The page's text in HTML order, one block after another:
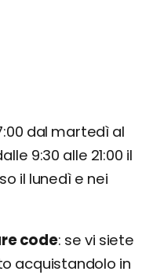
dal martedì al
9:30 alle 21:00 il
il lunedì e nei
code se vi siete
acquistandolo in